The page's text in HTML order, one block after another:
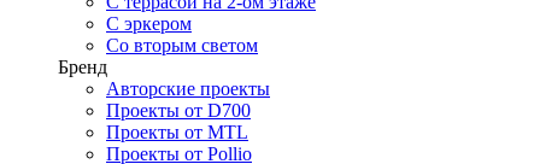
С эркером
Со вторым светом
Бренд
Авторские проекты
Проекты от D700
Проекты от MTL
Проекты от Pollio